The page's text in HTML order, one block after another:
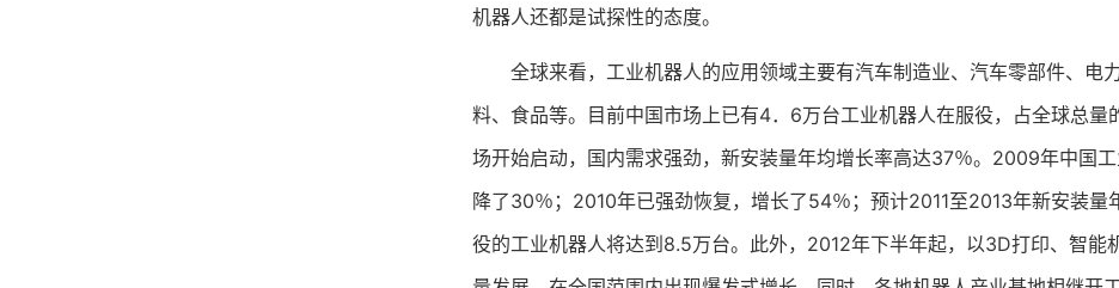
机器人还都是试探性的态度。
全球来看，工业机器人的应用领域主要有汽车制造业、汽车零部件、电
料、食品等。目前中国市场上已有4．6万台工业机器人在服役，占全球总
场开始启动，国内需求强劲，新安装量年均增长率高达37％。2009年中国
降了30％；2010年已强劲恢复，增长了54％；预计2011至2013年新安装
役的工业机器人将达到8.5万台。此外，2012年下半年起，以3D打印、智能